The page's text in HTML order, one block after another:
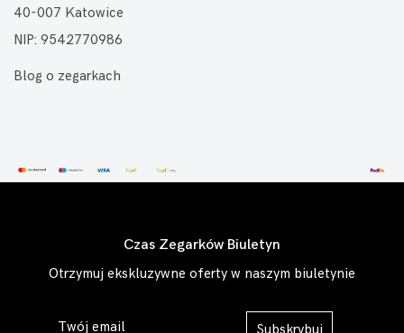
40-007 Katowice
NIP: 9542770986
Blog o zegarkach
Czas Zegarków Biuletyn
Otrzymuj ekskluzywne oferty w naszym biuletynie